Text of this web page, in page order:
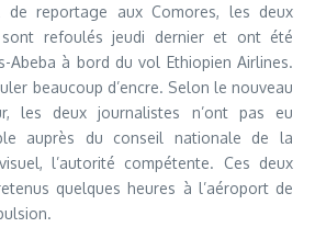
de reportage aux Comores, les deux
sont refoulés jeudi dernier et ont été
Abeba à bord du vol Ethiopien Airlines.
beaucoup d’encre. Selon le nouveau
les deux journalistes n’ont pas eu
auprès du conseil nationale de la
l’autorité compétente. Ces deux
quelques heures à l’aéroport de